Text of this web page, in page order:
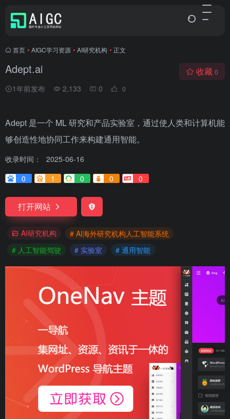
首页 • AIGC学习资源 • AI研究机构 • 正文
Adept.ai
1年前发布 2,133 0 0
收藏 0
Adept 是一个 ML 研究和产品实验室，通过使人类和计算机能
够创造性地协同工作来构建通用智能。
收录时间：
2025-06-16
0
1 0 0 0
打开网站
AI研究机构
# AI海外研究机构人工智能系统
# 人工智能驾驶
# 实验室 # 通用智能